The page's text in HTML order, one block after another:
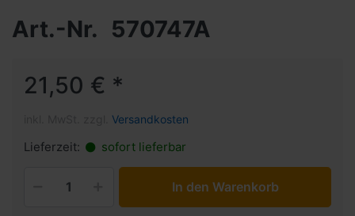
Art.-Nr. 570747A
21,50 € *
Versandkosten
Lieferzeit: sofort lieferbar
In den Warenkorb